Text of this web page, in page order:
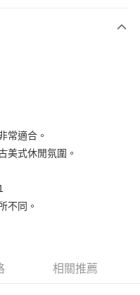
常適合。
美式休閒氛圍。
不同。
相關推薦